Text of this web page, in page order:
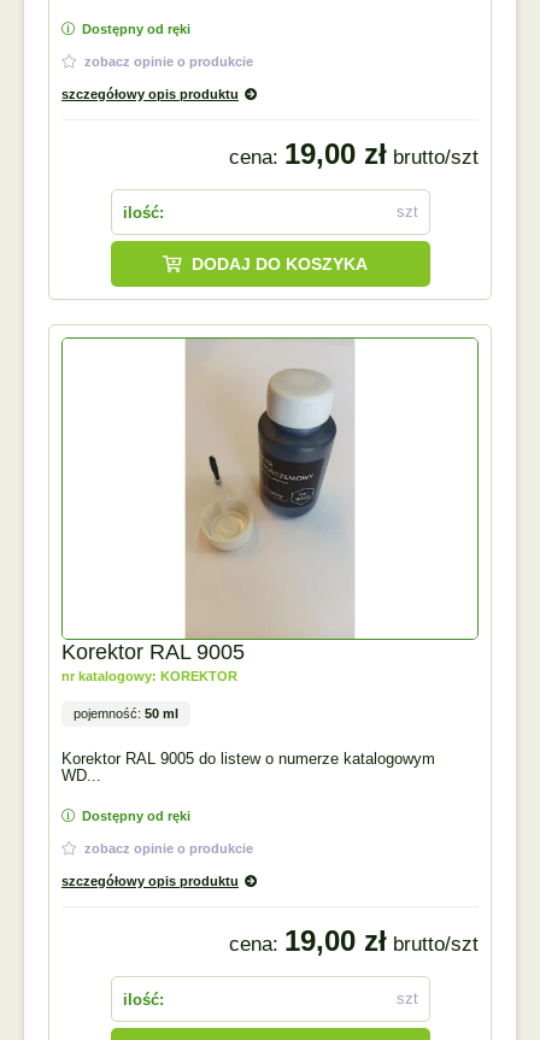
Dostępny od ręki
zobacz opinie o produkcie
szczegółowy opis produktu
cena: 19,00 zł brutto/szt
ilość: szt
DODAJ DO KOSZYKA
Korektor RAL 9005
nr katalogowy: KOREKTOR
pojemność: 50 ml
Korektor RAL 9005 do listew o numerze katalogowym
WD...
Dostępny od ręki
zobacz opinie o produkcie
szczegółowy opis produktu
cena: 19,00 zł brutto/szt
ilość: szt